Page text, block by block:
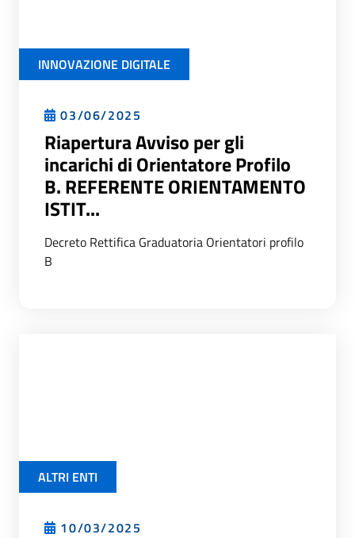
INNOVAZIONE DIGITALE
03/06/2025
Riapertura Avviso per gli
incarichi di Orientatore Profilo
B. REFERENTE ORIENTAMENTO
ISTIT...
Decreto Rettifica Graduatoria Orientatori profilo
B
ALTRI ENTI
10/03/2025